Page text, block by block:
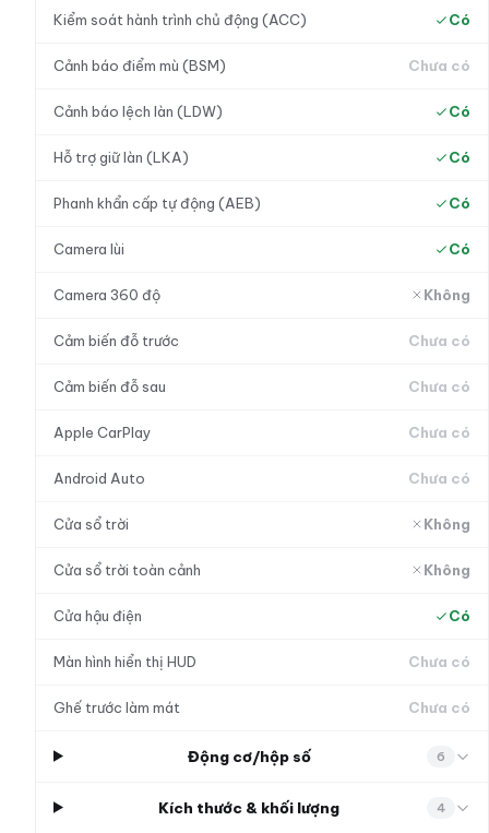
Kiểm soát hành trình chủ động (ACC) Có
Cảnh báo điểm mù (BSM) Chưa có
Cảnh báo lệch làn (LDW) Có
Hỗ trợ giữ làn (LKA) Có
Phanh khẩn cấp tự động (AEB) Có
Camera lùi Có
Camera 360 độ Không
Cảm biến đỗ trước Chưa có
Cảm biến đỗ sau Chưa có
Apple CarPlay Chưa có
Android Auto Chưa có
Cửa sổ trời Không
Cửa sổ trời toàn cảnh Không
Cửa hậu điện Có
Màn hình hiển thị HUD Chưa có
Ghế trước làm mát Chưa có
Động cơ/hộp số 6
Kích thước & khối lượng 4